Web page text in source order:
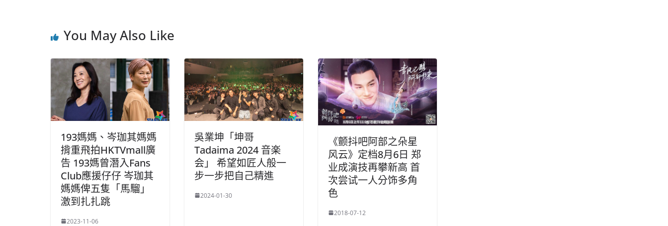
You May Also Like
193媽媽、岑珈其媽媽
揹重飛拍HKTVmall廣
告 193媽曾潛入Fans
Club應援仔仔 岑珈其
媽媽俾五隻「馬騮」
激到扎扎跳
2023-11-06
吳業坤「坤哥
Tadaima 2024 音楽
会」 希望如匠人般一
步一步把自己精進
2024-01-30
《颤抖吧阿部之朵星
风云》定档8月6日 郑
业成演技再攀新高 首
次尝试一人分饰多角
色
2018-07-12